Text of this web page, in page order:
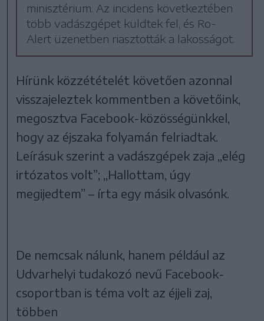
minisztérium. Az incidens következtében
több vadászgépet küldtek fel, és Ro-
Alert üzenetben riasztották a lakosságot.
Hírünk közzétételét követően azonnal
visszajeleztek kommentben a követőink,
megosztva Facebook-közösségünkkel,
hogy az éjszaka folyamán felriadtak.
Leírásuk szerint a vadászgépek zaja „elég
irtózatos volt”; „Hallottam, úgy
megijedtem” – írta egy másik olvasónk.
De nemcsak nálunk, hanem például az
Udvarhelyi tudakozó nevű Facebook-
csoportban is téma volt az éjjeli zaj,
többen